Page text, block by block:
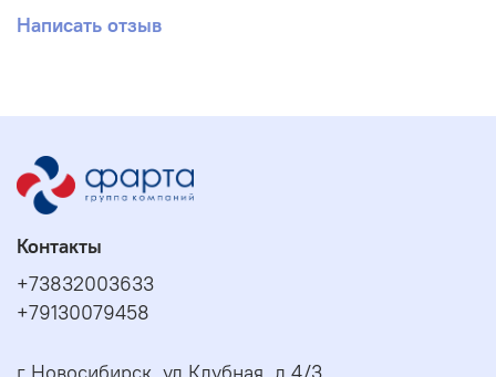
Написать отзыв
Контакты
+73832003633
+79130079458